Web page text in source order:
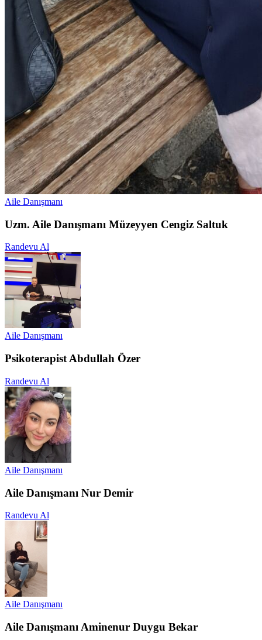
Aile Danışmanı
Uzm. Aile Danışmanı Müzeyyen Cengiz Saltuk
Randevu Al
Aile Danışmanı
Psikoterapist Abdullah Özer
Randevu Al
Aile Danışmanı
Aile Danışmanı Nur Demir
Randevu Al
Aile Danışmanı
Aile Danışmanı Aminenur Duygu Bekar